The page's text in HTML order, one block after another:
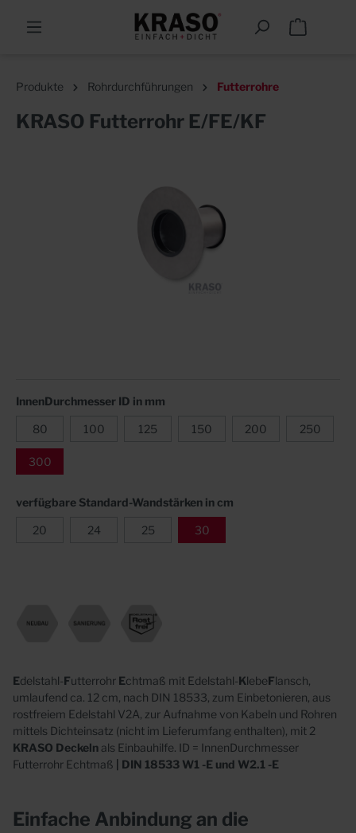
Produkte Rohrdurchführungen Futterrohre
KRASO Futterrohr E/FE/KF
InnenDurchmesser ID in mm
80 100 125 150 200 250
300
verfügbare Standard-Wandstärken in cm
20 24 25 30
Edelstahl-Futterrohr Echtmaß mit Edelstahl-KlebeFlansch,
umlaufend ca. 12 cm, nach DIN 18533, zum Einbetonieren, aus
rostfreiem Edelstahl V2A, zur Aufnahme von Kabeln und Rohren
mittels Dichteinsatz (nicht im Lieferumfang enthalten), mit 2
KRASO Deckeln als Einbauhilfe. ID = InnenDurchmesser
Futterrohr Echtmaß
| DIN 18533 W1 -E und W2.1 -E
Einfache Anbindung an die